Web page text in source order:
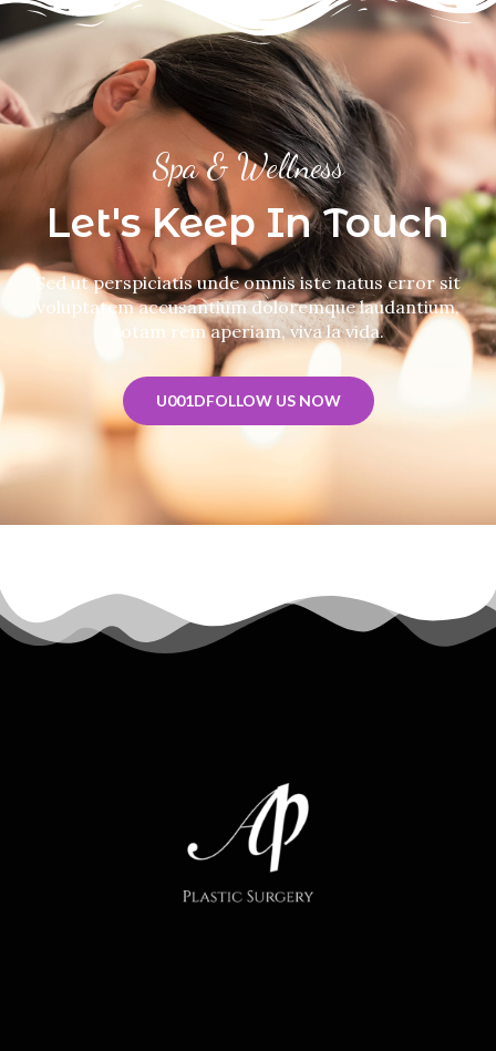
Spa & Wellness
Let's Keep In Touch
Sed ut perspiciatis unde omnis iste natus error sit
voluptatem accusantium doloremque laudantium,
totam rem aperiam, viva la vida.
U001DFOLLOW US NOW